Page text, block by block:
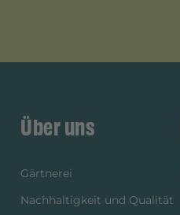
Über uns
Gärtnerei
Nachhaltigkeit und Qualität